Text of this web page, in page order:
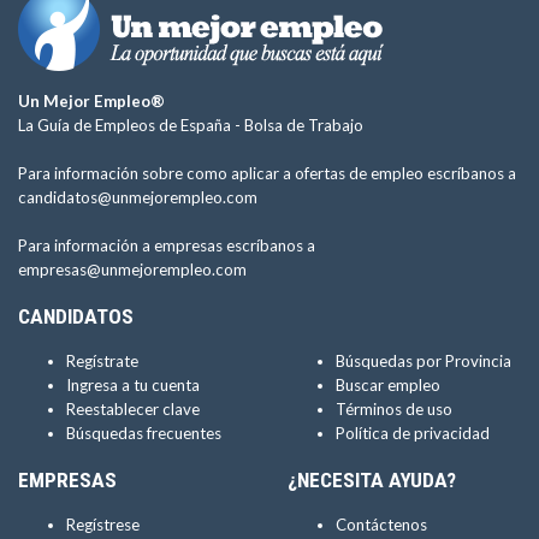
Un Mejor Empleo®
La Guía de Empleos de España - Bolsa de Trabajo
Para información sobre como aplicar a ofertas de empleo escríbanos a
candidatos@unmejorempleo.com
Para información a empresas escríbanos a
empresas@unmejorempleo.com
CANDIDATOS
Regístrate
Ingresa a tu cuenta
Reestablecer clave
Búsquedas frecuentes
Búsquedas por Provincia
Buscar empleo
Términos de uso
Política de privacidad
EMPRESAS
Regístrese
¿NECESITA AYUDA?
Contáctenos